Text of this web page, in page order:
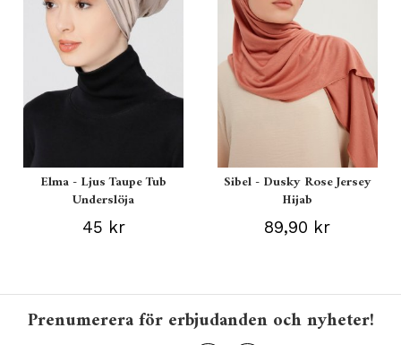
Elma - Ljus Taupe Tub
Underslöja
45 kr
Sibel - Dusky Rose Jersey
Hijab
89,90 kr
Prenumerera för erbjudanden och nyheter!